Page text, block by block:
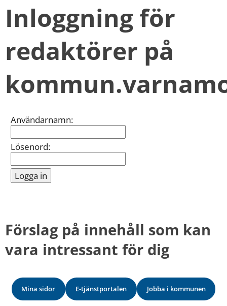
Inloggning för
redaktörer på
Inloggning
Användarnamn:
Lösenord:
Förslag på innehåll som kan
vara intressant för dig
Mina sidor E-tjänstportalen Jobba i kommunen
(obligatorisk)
kan
informationen
bättre
dig?
Webbadress
sidan